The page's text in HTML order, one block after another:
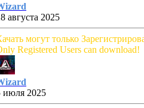
августа 2025
могут только
Registered Users can download!
июля 2025